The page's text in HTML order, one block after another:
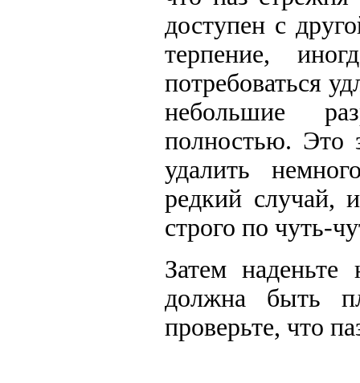
доступен с
терпение,
потребоваться
небольшие
полностью. Это
удалить
редкий случай,
строго по чуть-
Затем
должна быть
проверьте, что